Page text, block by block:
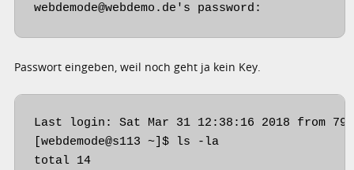
webdemode@webdemo.de's password:
Passwort eingeben, weil noch geht ja kein Key.
Last login: Sat Mar 31 12:38:16 2018 from
[webdemode@s113 ~]$ ls -la
total 14